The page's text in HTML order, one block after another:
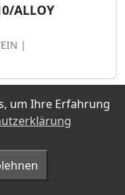
ALLOY
|
um Ihre Erfahrung